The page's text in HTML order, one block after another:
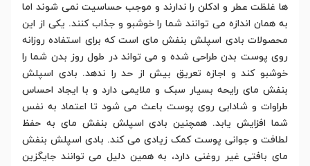
ها غلظت عطر و ادکلن را ندارند و موجب حساسیت نمی شوند اما
به همان اندازه می توانند شما را خوشبو و جذاب کنند. یکی از این
محصولات بادی اسپلش بنفش مای است که برای استفاده روزانه
روی پوست بدن طراحی شده و می تواند در طول روز بدن شما را
خوشبو کند و اجازه تعریق بیش از حد را ندهد. بادی اسپلش
بنفش مای رایحه بسیار سبک و ملایمی دارد و با ایجاد احساس
طراوات و شادابی روی پوست باعث می شود تا اعتماد به نفس
شما افزایش یابد. همچنین بادی اسپلش بنفش مای به حفظ
لطافت و جوانی پوست کمک زیادی می کند. بادی اسپلش بنفش
مای بافتی غیر روغنی دارد، به همین دلیل می توانند جایگزین